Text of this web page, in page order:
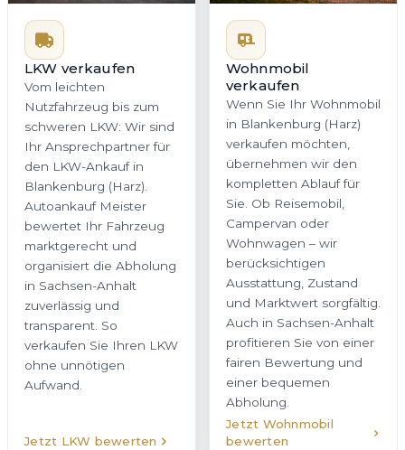
LKW verkaufen
Vom leichten
Nutzfahrzeug bis zum
schweren LKW: Wir sind
Ihr Ansprechpartner für
den LKW-Ankauf in
Blankenburg (Harz).
Autoankauf Meister
bewertet Ihr Fahrzeug
marktgerecht und
organisiert die Abholung
in Sachsen-Anhalt
zuverlässig und
transparent. So
verkaufen Sie Ihren LKW
ohne unnötigen
Aufwand.
Jetzt LKW bewerten
Wohnmobil
verkaufen
Wenn Sie Ihr Wohnmobil
in Blankenburg (Harz)
verkaufen möchten,
übernehmen wir den
kompletten Ablauf für
Sie. Ob Reisemobil,
Campervan oder
Wohnwagen – wir
berücksichtigen
Ausstattung, Zustand
und Marktwert sorgfältig.
Auch in Sachsen-Anhalt
profitieren Sie von einer
fairen Bewertung und
einer bequemen
Abholung.
Jetzt Wohnmobil
bewerten